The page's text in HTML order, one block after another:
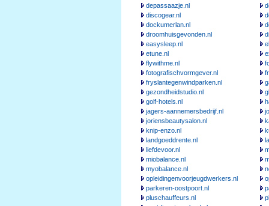
depassaazje.nl
discogear.nl
dockumerlan.nl
droomhuisgevonden.nl
easysleep.nl
etune.nl
flywithme.nl
fotografischvormgever.nl
fryslantegenwindparken.nl
gezondheidstudio.nl
golf-hotels.nl
jagers-aannemersbedrijf.nl
joriensbeautysalon.nl
knip-enzo.nl
landgoeddrente.nl
liefdevoor.nl
miobalance.nl
myobalance.nl
opleidingenvoorjeugdwerkers.nl
parkeren-oostpoort.nl
pluschauffeurs.nl